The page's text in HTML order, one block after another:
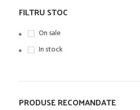
FILTRU STOC
On sale
In stock
PRODUSE RECOMANDATE